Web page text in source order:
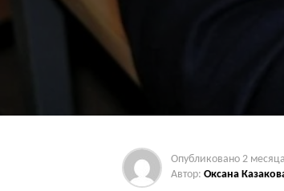
Опубликовано 2
Автор: Оксана